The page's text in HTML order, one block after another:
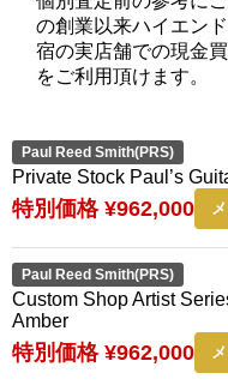
の創業以来ハイエン
宿の実店舗での現金
をご利用頂けます。
Paul Reed Smith(PRS)
Private Stock Paul’s
特別価格 ¥962,000
Paul Reed Smith(PRS)
Custom Shop Artist
Amber
特別価格 ¥962,000